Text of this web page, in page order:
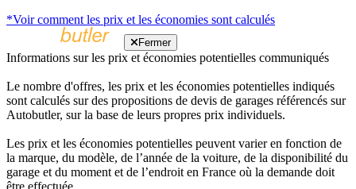
*Voir comment les prix et les économies sont calculés
Fermer
Informations sur les prix et économies potentielles communiqués
Le nombre d'offres, les prix et les économies potentielles indiqués
sont calculés sur des propositions de devis de garages référencés sur
Autobutler, sur la base de leurs propres prix individuels.
Les prix et les économies potentielles peuvent varier en fonction de
la marque, du modèle, de l’année de la voiture, de la disponibilité du
garage et du moment et de l’endroit en France où la demande doit
être effectuée.